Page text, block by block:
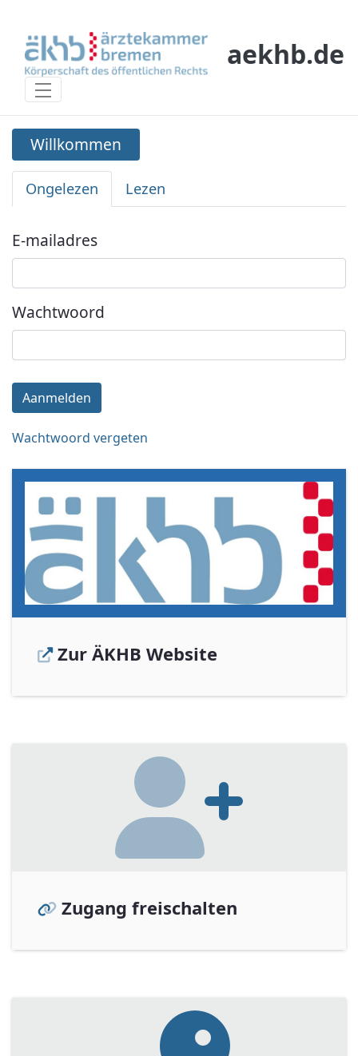
aekhb.de
Willkommen
Willkommen
Ongelezen Lezen
Aanmelden
E-mailadres
Wachtwoord
Aanmelden
Wachtwoord vergeten
Zur ÄKHB Website
Zugang freischalten